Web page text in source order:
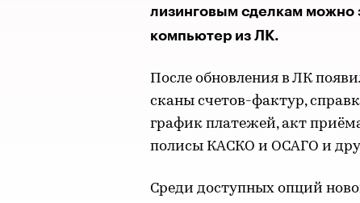
лизинговым сделкам можно
компьютер из ЛК.
После обновления в ЛК
сканы счетов-фактур,
график платежей, акт
полисы КАСКО и ОСАГО и
Среди доступных опций